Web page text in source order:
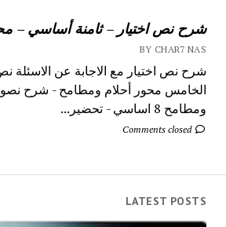
شرح نص اختيار – ثامنة أساسي –
BY CHAR7 NAS
الخامس محور أحلام ومطامح - شرح
ومطامح 8 اساسي - تحضير...
Comments closed
LATEST POSTS